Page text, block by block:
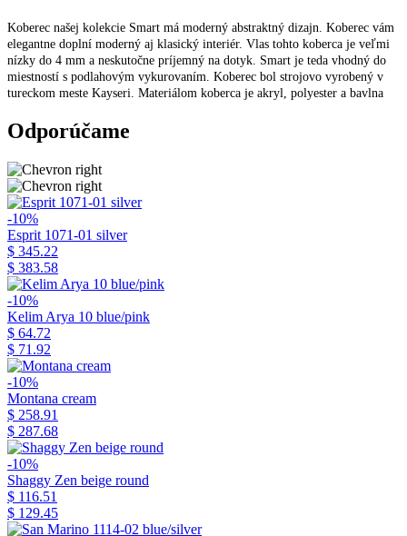
Koberec našej kolekcie Smart má moderný abstraktný dizajn. Koberec vám
elegantne doplní moderný aj klasický interiér. Vlas tohto koberca je veľmi
nízky do 4 mm a neskutočne príjemný na dotyk. Smart je teda vhodný do
miestností s podlahovým vykurovaním. Koberec bol strojovo vyrobený v
tureckom meste Kayseri. Materiálom koberca je akryl, polyester a bavlna
Odporúčame
-10%
Esprit 1071-01 silver
$ 345.22
$ 383.58
-10%
Kelim Arya 10 blue/pink
$ 64.72
$ 71.92
-10%
Montana cream
$ 258.91
$ 287.68
-10%
Shaggy Zen beige round
$ 116.51
$ 129.45